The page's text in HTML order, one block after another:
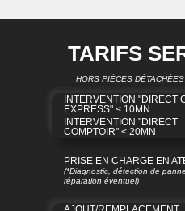
TARIFS
HORS PIÈCES
INTERVENTION "DIRECT
EXPRESS" < 10MN
INTERVENTION "DIRECT
COMPTOIR" < 20MN
PRISE EN CHARGE EN
(*Diagnostic, détection de
réparation éventuel)